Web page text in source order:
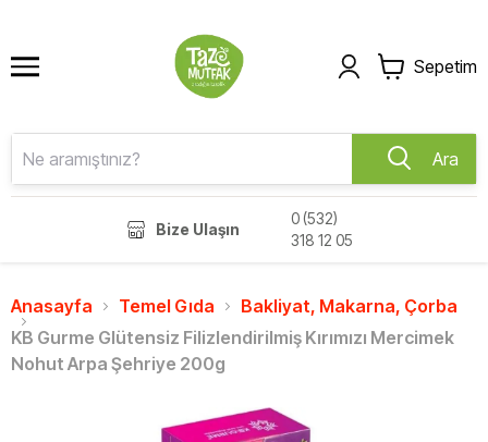
Sepetim
Ara
Bize Ulaşın
0 (532)
318 12 05
Anasayfa Temel Gıda
Bakliyat, Makarna, Çorba
KB Gurme Glütensiz Filizlendirilmiş Kırımızı Mercimek
Nohut Arpa Şehriye 200g